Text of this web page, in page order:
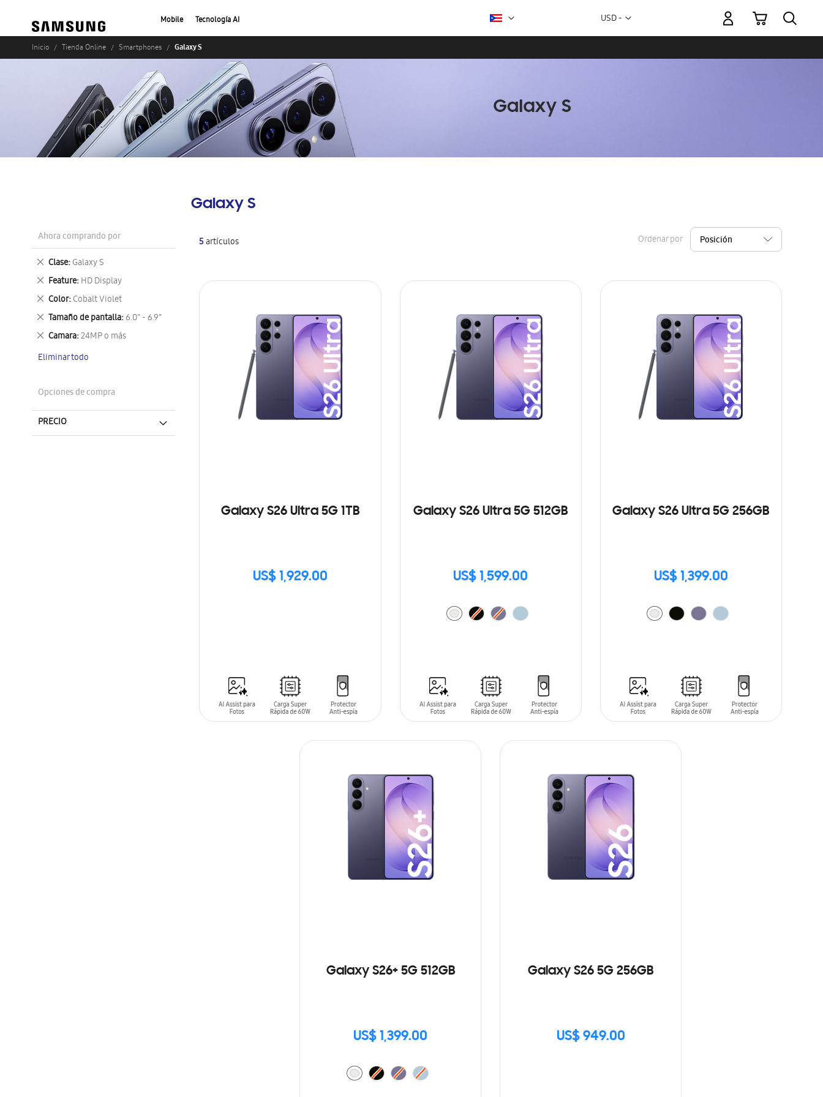
Mobile Tecnología AI Moneda
USD -
Mi carrito
Inicio Tienda Online Smartphones Galaxy S
Galaxy S
5artículos Ordenar por
Galaxy S26 Ultra 5G 1TB
US$ 1,929.00
SIN
Galaxy S26 Ultra 5G 512GB
US$ 1,599.00
Galaxy S26 Ultra 5G 256GB
US$ 1,399.00
Galaxy S26+ 5G 512GB
US$ 1,399.00
Galaxy S26 5G 256GB
US$ 949.00
Ahora comprando por
Clase Galaxy S
Eliminar
este
artículo
Feature HD Display
Eliminar
este
artículo
Color Cobalt Violet
Eliminar
este
artículo
Tamaño de pantalla 6.0" - 6.9"
Eliminar
este
artículo
Camara 24MP o más
Eliminar
artículo
Eliminar todo
Opciones de compra
PRECIO